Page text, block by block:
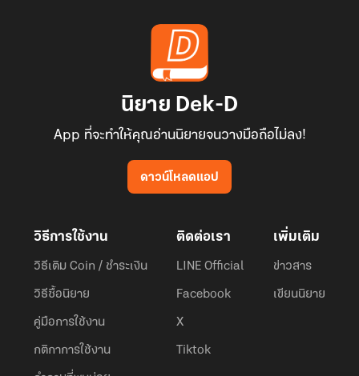
นิยาย Dek-D
App ที่จะทำให้คุณอ่านนิยายจนวางมือถือไม่ลง!
ดาวน์โหลดแอป
วิธีการใช้งาน
วิธีเติม Coin / ชำระเงิน
วิธีซื้อนิยาย
คู่มือการใช้งาน
กติกาการใช้งาน
ติดต่อเรา
LINE Official
Facebook
X
Tiktok
เพิ่มเติม
ข่าวสาร
เขียนนิยาย